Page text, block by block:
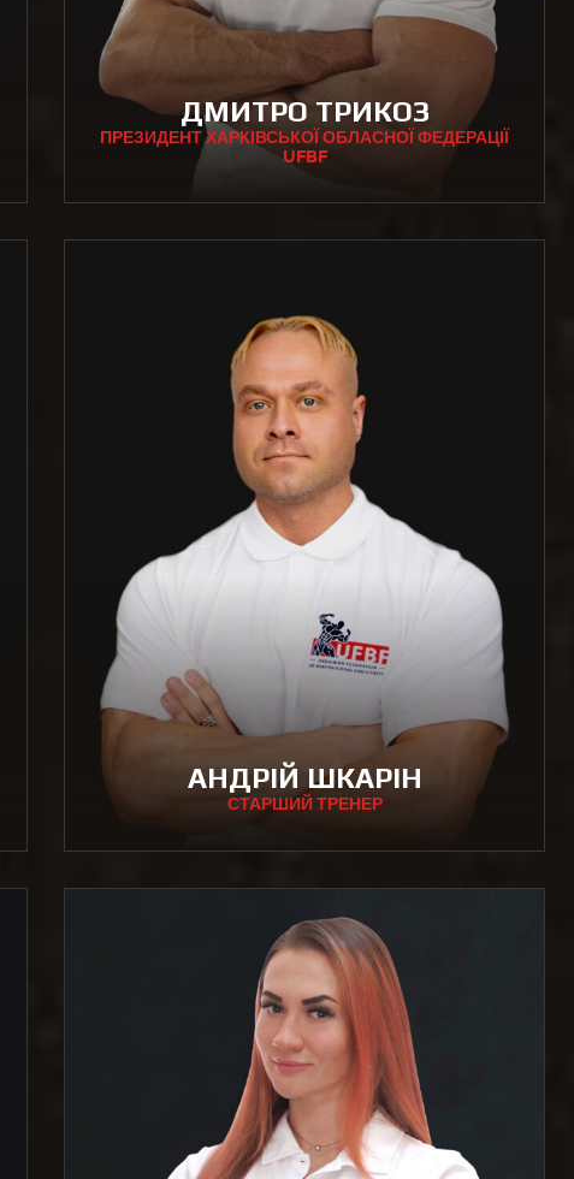
ДМИТРО ТРИКОЗ
ПРЕЗИДЕНТ ХАРКІВСЬКОЇ ОБЛАСНОЇ ФЕДЕРАЦІЇ
UFBF
АНДРІЙ ШКАРІН
СТАРШИЙ ТРЕНЕР